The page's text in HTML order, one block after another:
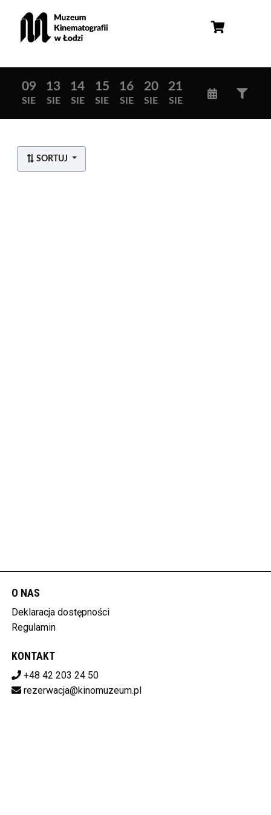
09
SIE
13
SIE
14
SIE
15
SIE
16
SIE
20
SIE
21
SIE
SORTUJ
O NAS
Deklaracja dostępności
Regulamin
KONTAKT
+48 42 203 24 50
rezerwacja@kinomuzeum.pl